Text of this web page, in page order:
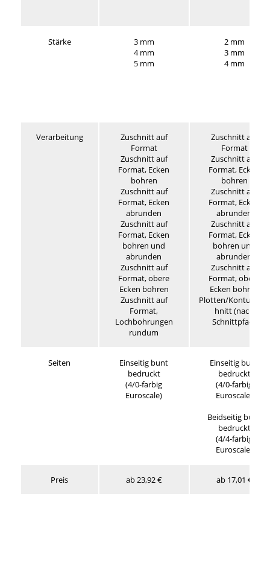
Stärke
3 mm
4 mm
5 mm
2 mm
3 mm
4 mm
Verarbeitung
Zuschnitt auf
Format
Zuschnitt auf
Format, Ecken
bohren
Zuschnitt auf
Format, Ecken
abrunden
Zuschnitt auf
Format, Ecken
bohren und
abrunden
Zuschnitt auf
Format, obere
Ecken bohren
Zuschnitt auf
Format,
Lochbohrungen
rundum
Zuschnitt auf
Format
Zuschnitt auf
Format, Ecken
bohren
Zuschnitt auf
Format, Ecken
abrunden
Zuschnitt auf
Format, Ecken
bohren und
abrunden
Zuschnitt auf
Format, obere
Ecken bohren
Plotten/Konturensc
hnitt (nach
Schnittpfad)
Seiten
Einseitig bunt
bedruckt
(4/0-farbig
Euroscale)
Einseitig bunt
bedruckt
(4/0-farbig
Euroscale)
Beidseitig bunt
bedruckt
(4/4-farbig
Euroscale)
Preis ab 23,92 € ab 17,01 €